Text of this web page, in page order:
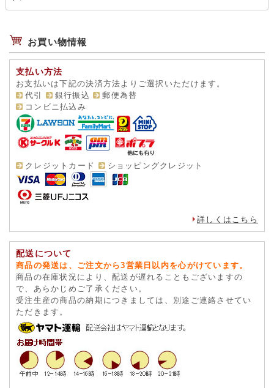
お買い物情報
支払い方法
お支払いは下記の決済方法よりご選択いただけます。
代引
銀行振込
郵便為替
コンビニ払込み
クレジットカード ショッピングクレジット
詳しくはこちら
配送について
商品の発送は、ご注文から3営業日以内を心がけています。
商品の在庫状況により、配送が遅れることもございますの
で、あらかじめご了承ください。
受注生産の商品の納期につきましては、別途ご連絡させてい
ただきます。